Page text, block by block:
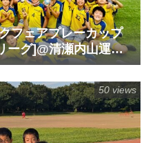
フェアプレーカップ
ーグ]@清瀬内山運動
14日(日)］『試合結
『試合動画』
50 views